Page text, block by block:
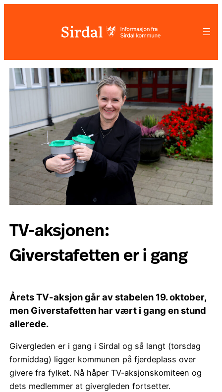
TV-aksjonen:
Giverstafetten er i gang
Årets TV-aksjon går av stabelen 19. oktober,
men Giverstafetten har vært i gang en stund
allerede.
Givergleden er i gang i Sirdal og så langt (torsdag
formiddag) ligger kommunen på fjerdeplass over
givere fra fylket. Nå håper TV-aksjonskomiteen og
dets medlemmer at givergleden fortsetter.